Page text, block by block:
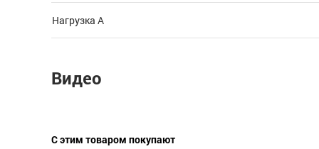
Нагрузка А
Видео
С этим товаром покупают